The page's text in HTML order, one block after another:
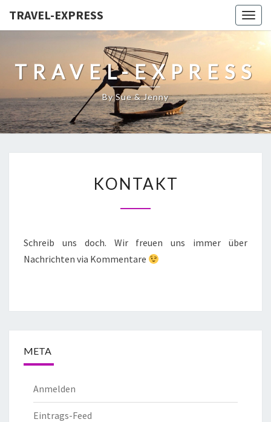
TRAVEL-EXPRESS
TRAVEL-EXPRESS
By Sue & Jenny
KONTAKT
Schreib uns doch. Wir freuen uns immer über
Nachrichten via Kommentare
META
Anmelden
Eintrags-Feed